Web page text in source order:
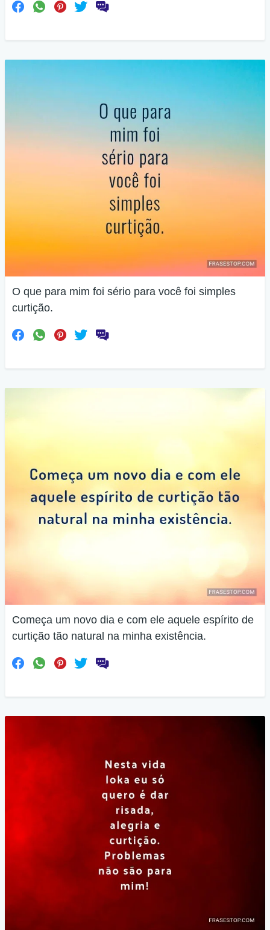
O que para mim foi sério para você foi simples
curtição.
Começa um novo dia e com ele aquele espírito de
curtição tão natural na minha existência.